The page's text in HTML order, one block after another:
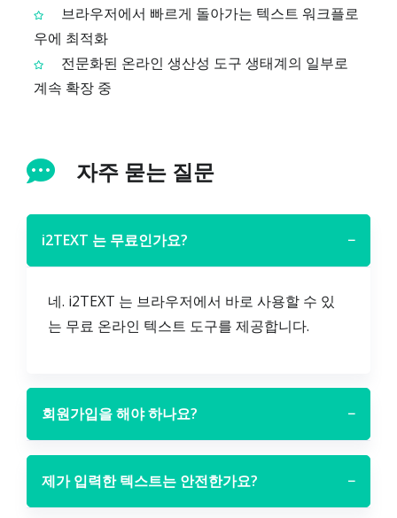
브라우저에서 빠르게 돌아가는 텍스트 워크플로
우에 최적화
전문화된 온라인 생산성 도구 생태계의 일부로
계속 확장 중
자주 묻는 질문
i2TEXT 는 무료인가요? −
네. i2TEXT 는 브라우저에서 바로 사용할 수 있
는 무료 온라인 텍스트 도구를 제공합니다.
회원가입을 해야 하나요? −
제가 입력한 텍스트는 안전한가요? −